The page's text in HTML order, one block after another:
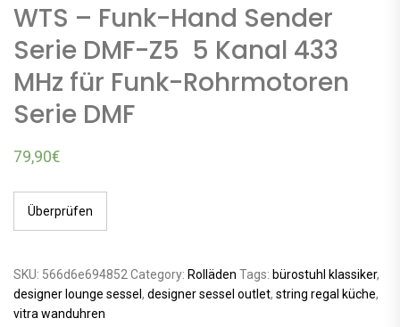
WTS – Funk-Hand Sender
Serie DMF-Z5 5 Kanal 433
MHz für Funk-Rohrmotoren
Serie DMF
79,90€
Überprüfen
SKU: 566d6e694852Category: Rolläden Tags: bürostuhl klassiker,
designer lounge sessel , designer sessel outlet, string regal küche,
vitra wanduhren